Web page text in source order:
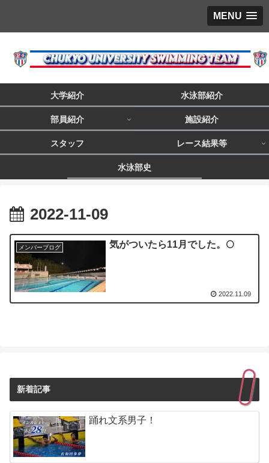
MENU
大学紹介 水泳部紹介
部員紹介 施設紹介
スタッフ レース結果等
水泳部史
2022-11-09
メンバーブログ 気がついたら11月でした。🌕
2022.11.09
新着記事
踊れ文系男子！